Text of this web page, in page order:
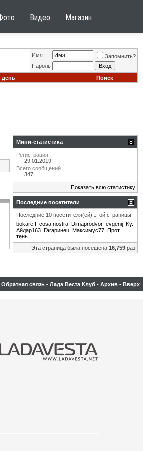
Видео Магазин
Имя
Запомнить?
Пароль
день Поиск
Мини-статистика
Регистрация
29.01.2019
Всего сообщений
347
Показать всю статистику
Последние посетители
Последние 10 посетителя(ей) этой страницы:
bokareff cosa nostra Dimaprodvor evgenij Ky.
Айдар163 Гагаринец Максимус77 Прот
тень
Эта страница была посещена 16,759 раз
Обратная связь - Лада Веста Клуб - Архив - Вверх